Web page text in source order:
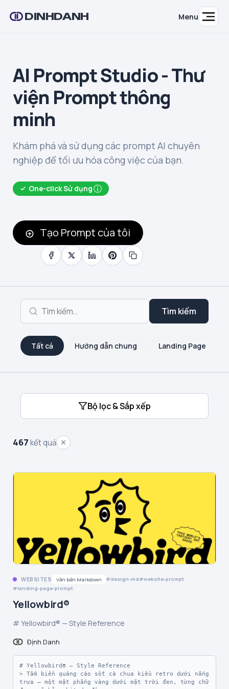
DINHDANH Menu
AI Prompt Studio - Thư
viện Prompt thông
minh
Khám phá và sử dụng các prompt AI chuyên
nghiệp để tối ưu hóa công việc của bạn.
One-click Sử dụng
Tạo Prompt của tôi
Tìm kiếm
Tất cả Hướng dẫn chung Landing Page
Bộ lọc & Sắp xếp
467kết quả
WEBSITES Văn bản Markdown design-md
website-prompt
landing-page-prompt
Yellowbird®
# Yellowbird® — Style Reference
Định Danh
# Yellowbird® — Style Reference
> Tấm biển quảng cáo sốt cà chua kiểu retro dưới nắng
trưa — một mặt phẳng vàng dưới mặt trời đen, từng chữ